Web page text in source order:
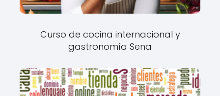
Curso de cocina internacional y
gastronomía Sena